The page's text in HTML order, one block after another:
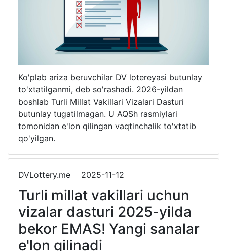
Ko'plab ariza beruvchilar DV lotereyasi butunlay
to'xtatilganmi, deb so'rashadi. 2026-yildan
boshlab Turli Millat Vakillari Vizalari Dasturi
butunlay tugatilmagan. U AQSh rasmiylari
tomonidan e'lon qilingan vaqtinchalik to'xtatib
qo'yilgan.
DVLottery.me 2025-11-12
Turli millat vakillari uchun
vizalar dasturi 2025-yilda
bekor EMAS! Yangi sanalar
e'lon qilinadi